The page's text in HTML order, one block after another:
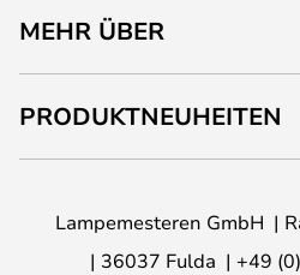
MEHR ÜBER
PRODUKTNEUHEITEN
Lampemesteren GmbH
36037 Fulda
+49